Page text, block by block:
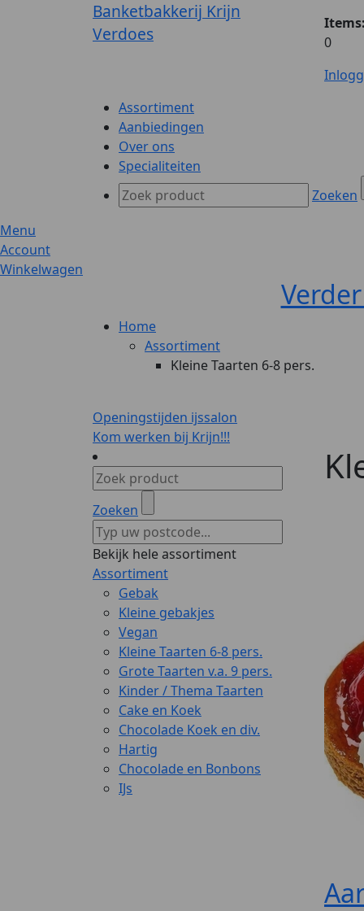
Banketbakkerij Krijn
Verdoes
Items:
0
Assortiment
Aanbiedingen
Over ons
Specialiteiten
Zoeken
Menu
Account
Winkelwagen
Home
Assortiment
Kleine Taarten 6-8 pers.
Openingstijden ijssalon
Kom werken bij Krijn!!!
Zoeken
Bekijk hele assortiment
Assortiment
Gebak
Kleine gebakjes
Vegan
Kleine Taarten 6-8 pers.
Grote Taarten v.a. 9 pers.
Kinder / Thema Taarten
Cake en Koek
Chocolade Koek en div.
Hartig
Chocolade en Bonbons
IJs